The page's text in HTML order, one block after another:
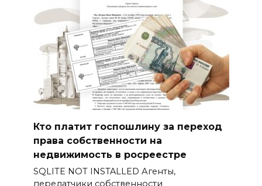
Кто платит госпошлину за переход
права собственности на
недвижимость в росреестре
SQLITE NOT INSTALLED Агенты,
передатчики собственности